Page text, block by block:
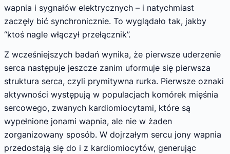
wapnia i sygnałów elektrycznych – i natychmiast
zaczęły bić synchronicznie. To wyglądało tak, jakby
“ktoś nagle włączył przełącznik”.
Z wcześniejszych badań wynika, że pierwsze uderzenie
serca następuje jeszcze zanim uformuje się pierwsza
struktura serca, czyli prymitywna rurka. Pierwsze oznaki
aktywności występują w populacjach komórek mięśnia
sercowego, zwanych kardiomiocytami, które są
wypełnione jonami wapnia, ale nie w żaden
zorganizowany sposób. W dojrzałym sercu jony wapnia
przedostają się do i z kardiomiocytów, generując